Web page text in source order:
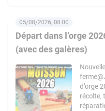
Départ dans l’orge
(avec des galères)
05/08/2026, 08:00
d’orge
récolte,